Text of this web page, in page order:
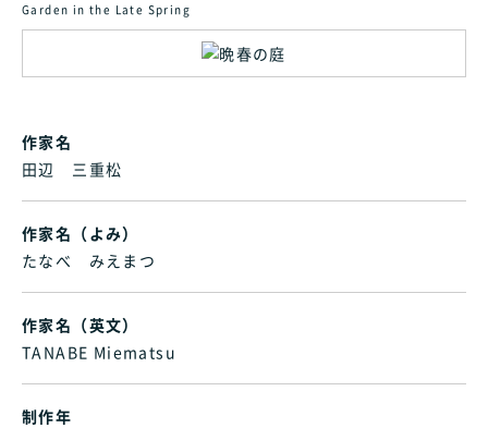
Garden in the Late Spring
作家名
田辺 三重松
作家名（よみ）
たなべ みえまつ
作家名（英文）
TANABE Miematsu
制作年